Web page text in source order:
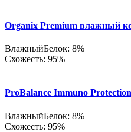
Organix Premium влажный
ВлажныйБелок: 8%
Схожесть: 95%
ProBalance Immuno
ВлажныйБелок: 8%
Схожесть: 95%